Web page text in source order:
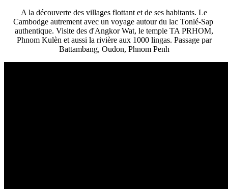
A la découverte des villages flottant et de ses habitants. Le
Cambodge autrement avec un voyage autour du lac Tonlé-Sap
authentique. Visite des d'Angkor Wat, le temple TA PRHOM,
Phnom Kulèn et aussi la rivière aux 1000 lingas. Passage par
Battambang, Oudon, Phnom Penh